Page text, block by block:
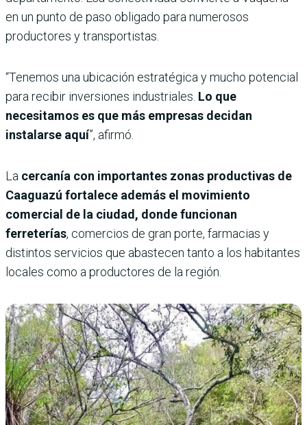
en un punto de paso obligado para numerosos
productores y transportistas.
“Tenemos una ubicación estratégica y mucho potencial
para recibir inversiones industriales. Lo que
necesitamos es que más empresas decidan
instalarse aquí”, afirmó.
La cercanía con importantes zonas productivas de
Caaguazú fortalece además el movimiento
comercial de la ciudad, donde funcionan
ferreterías, comercios de gran porte, farmacias y
distintos servicios que abastecen tanto a los habitantes
locales como a productores de la región.